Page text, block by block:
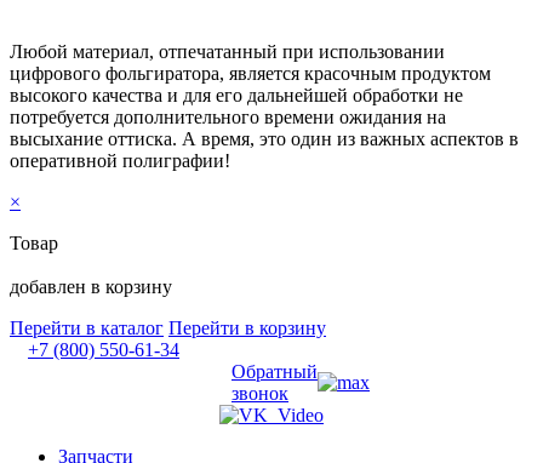
Любой материал, отпечатанный при использовании
цифрового фольгиратора, является красочным продуктом
высокого качества и для его дальнейшей обработки не
потребуется дополнительного времени ожидания на
высыхание оттиска. А время, это один из важных аспектов в
оперативной полиграфии!
×
Товар
добавлен в корзину
Перейти в каталог Перейти в корзину
+7 (800) 550-61-34
Обратный
звонок
Запчасти